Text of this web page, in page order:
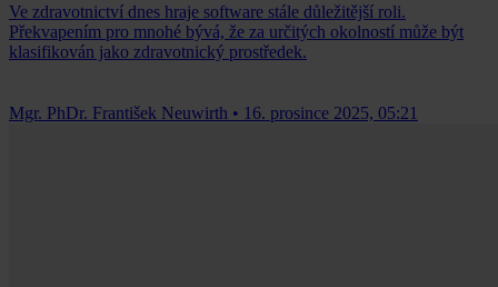
Ve zdravotnictví dnes hraje software stále důležitější roli.
Překvapením pro mnohé bývá, že za určitých okolností může být
klasifikován jako zdravotnický prostředek.
Mgr. PhDr. František Neuwirth • 16. prosince 2025, 05:21